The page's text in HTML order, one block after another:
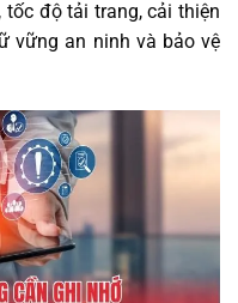
độ tải trang, cải thiện
vững an ninh và bảo vệ